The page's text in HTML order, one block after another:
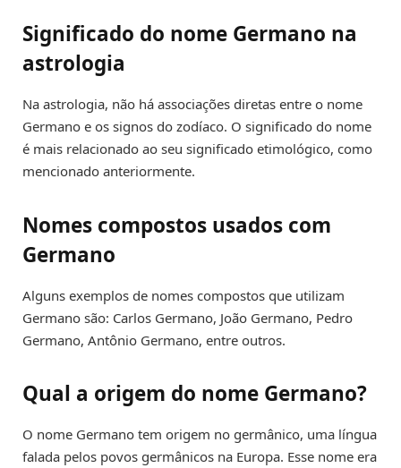
Significado do nome Germano na
astrologia
Na astrologia, não há associações diretas entre o nome
Germano e os signos do zodíaco. O significado do nome
é mais relacionado ao seu significado etimológico, como
mencionado anteriormente.
Nomes compostos usados com
Germano
Alguns exemplos de nomes compostos que utilizam
Germano são: Carlos Germano, João Germano, Pedro
Germano, Antônio Germano, entre outros.
Qual a origem do nome Germano?
O nome Germano tem origem no germânico, uma língua
falada pelos povos germânicos na Europa. Esse nome era